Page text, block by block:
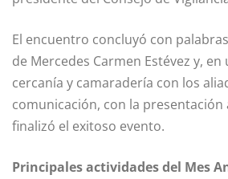
El encuentro concluyó con
de Mercedes Carmen Estévez y,
cercanía y camaradería con los
comunicación, con la presentación
finalizó el exitoso evento.
Principales actividades del Mes